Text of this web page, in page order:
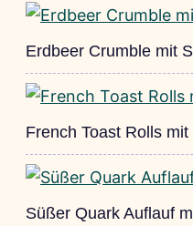
Erdbeer Crumble mit
French Toast Rolls
Süßer Quark Auflauf